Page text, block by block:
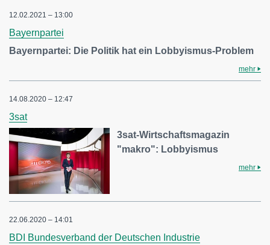
12.02.2021 – 13:00
Bayernpartei
Bayernpartei: Die Politik hat ein Lobbyismus-Problem
mehr
14.08.2020 – 12:47
3sat
3sat-Wirtschaftsmagazin
"makro": Lobbyismus
mehr
22.06.2020 – 14:01
BDI Bundesverband der Deutschen Industrie